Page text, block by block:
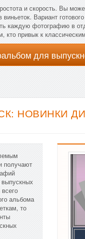
и скорость. Вы
виньеток. Вариант
каждую фотографию в
привык к
для
НОВИНКИ
получают
альбома
то